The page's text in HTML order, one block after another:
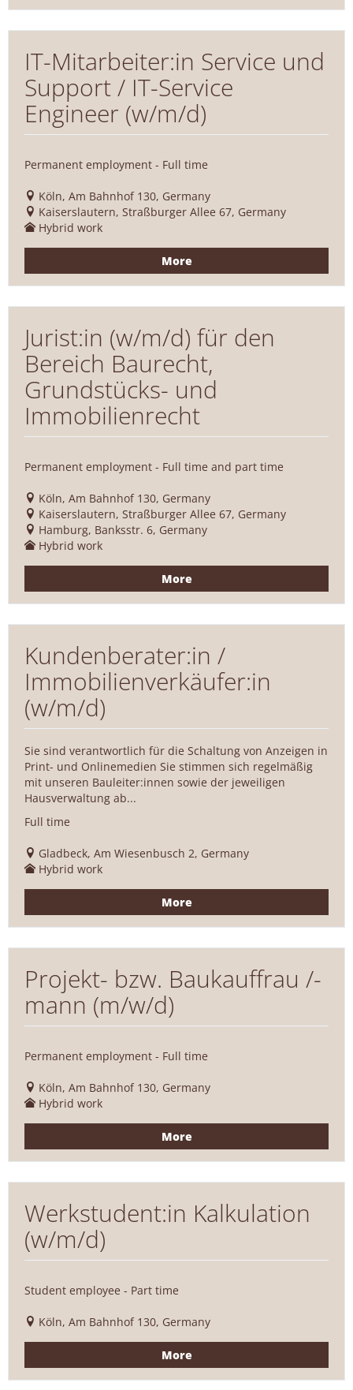
IT-Mitarbeiter:in Service und
Support / IT-Service
Engineer (w/m/d)
Permanent employment - Full time
Köln, Am Bahnhof 130, Germany
Kaiserslautern, Straßburger Allee 67, Germany
Hybrid work
More
Jurist:in (w/m/d) für den
Bereich Baurecht,
Grundstücks- und
Immobilienrecht
Permanent employment - Full time and part time
Köln, Am Bahnhof 130, Germany
Kaiserslautern, Straßburger Allee 67, Germany
Hamburg, Banksstr. 6, Germany
Hybrid work
More
Kundenberater:in /
Immobilienverkäufer:in
(w/m/d)
Sie sind verantwortlich für die Schaltung von Anzeigen in
Print- und Onlinemedien Sie stimmen sich regelmäßig
mit unseren Bauleiter:innen sowie der jeweiligen
Hausverwaltung ab...
Full time
Gladbeck, Am Wiesenbusch 2, Germany
Hybrid work
More
Projekt- bzw. Baukauffrau /-
mann (m/w/d)
Permanent employment - Full time
Köln, Am Bahnhof 130, Germany
Hybrid work
More
Werkstudent:in Kalkulation
(w/m/d)
Student employee - Part time
Köln, Am Bahnhof 130, Germany
More